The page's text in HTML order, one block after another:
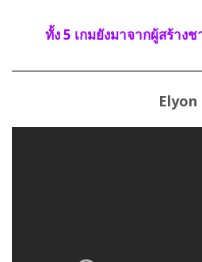
ทั้ง 5 เกมยังมาจากผู้สร้าง
Elyon